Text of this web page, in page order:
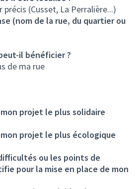
(Cusset, La Perralière...)
(nom de la rue, du quartier ou
il bénéficier ?
de ma rue
projet le plus solidaire
projet le plus écologique
ou les points de
pour la mise en place de mon